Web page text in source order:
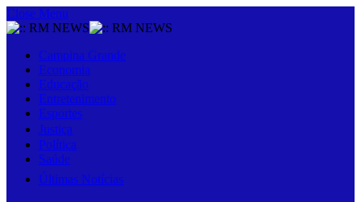
Close Menu
Campina Grande
Economia
Educação
Entretenimento
Esportes
Justiça
Política
Saúde
Últimas Notícias